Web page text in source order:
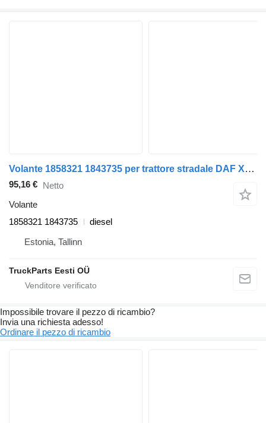
Volante 1858321 1843735 per trattore stradale DAF XF106
95,16 € Netto
Volante
1858321 1843735
diesel
Estonia, Tallinn
TruckParts Eesti OÜ
Impossibile trovare il pezzo di ricambio?
Invia una richiesta adesso!
Ordinare il pezzo di ricambio